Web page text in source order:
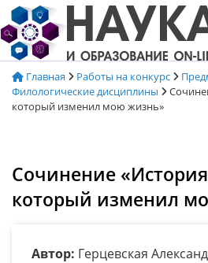
Перейти
к
содержимому
Главная Работы на конкурс
Филологические дисциплины
который изменил мою жизнь»
Сочинение
который изменил
Автор: Герцевская